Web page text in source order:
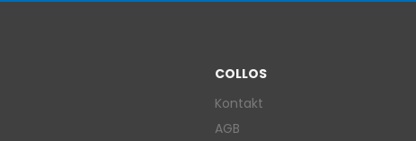
COLLOS
Kontakt
AGB